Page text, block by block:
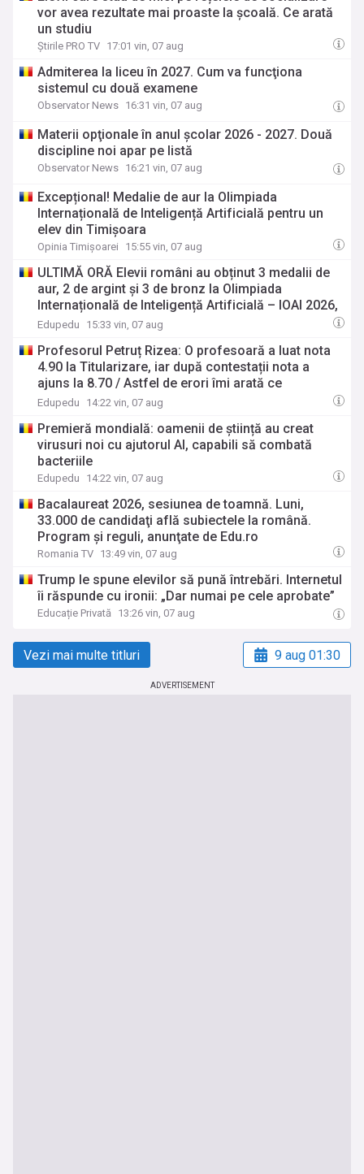
vor avea rezultate mai proaste la școală. Ce arată
un studiu
Știrile PRO TV 17:01 vin, 07 aug
Admiterea la liceu în 2027. Cum va funcţiona
sistemul cu două examene
Observator News 16:31 vin, 07 aug
Materii opţionale în anul şcolar 2026 - 2027. Două
discipline noi apar pe listă
Observator News 16:21 vin, 07 aug
Excepțional! Medalie de aur la Olimpiada
Internațională de Inteligență Artificială pentru un
elev din Timișoara
Opinia Timișoarei 15:55 vin, 07 aug
ULTIMĂ ORĂ Elevii români au obținut 3 medalii de
aur, 2 de argint și 3 de bronz la Olimpiada
Internațională de Inteligență Artificială – IOAI 2026,
desfășurată în Kazahstan
Edupedu 15:33 vin, 07 aug
Profesorul Petruț Rizea: O profesoară a luat nota
4.90 la Titularizare, iar după contestații nota a
ajuns la 8.70 / Astfel de erori îmi arată ce
entuziasmați sunt profesorii buni, cu experiență să
alocate unui astfel de concurs important
Edupedu 14:22 vin, 07 aug
Premieră mondială: oamenii de știință au creat
virusuri noi cu ajutorul AI, capabili să combată
bacteriile
Edupedu 14:22 vin, 07 aug
Bacalaureat 2026, sesiunea de toamnă. Luni,
33.000 de candidaţi află subiectele la română.
Program şi reguli, anunţate de Edu.ro
Romania TV 13:49 vin, 07 aug
Trump le spune elevilor să pună întrebări. Internetul
îi răspunde cu ironii: „Dar numai pe cele aprobate”
Educație Privată 13:26 vin, 07 aug
Vezi mai multe titluri 9 aug 01:30
ADVERTISEMENT